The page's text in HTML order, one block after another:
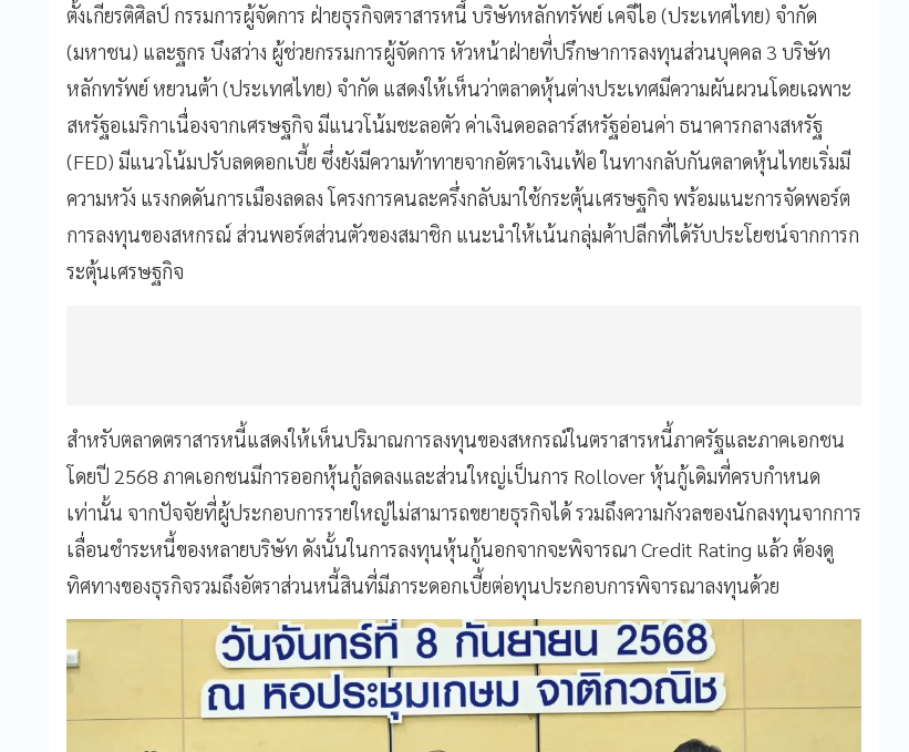
ตั้งเกียรติศิลป์ กรรมการผู้จัดการ ฝ่ายธุรกิจตราสารหนี้ บริษัทหลักทรัพย์ เคจีไอ (ประเทศไทย) จำกัด
(มหาชน) และฐกร บึงสว่าง ผู้ช่วยกรรมการผู้จัดการ หัวหน้าฝ่ายที่ปรึกษาการลงทุนส่วนบุคคล 3 บริษัท
หลักทรัพย์ หยวนต้า (ประเทศไทย) จำกัด แสดงให้เห็นว่าตลาดหุ้นต่างประเทศมีความผันผวนโดยเฉพาะ
สหรัฐอเมริกาเนื่องจากเศรษฐกิจ มีแนวโน้มชะลอตัว ค่าเงินดอลลาร์สหรัฐอ่อนค่า ธนาคารกลางสหรัฐ
(FED) มีแนวโน้มปรับลดดอกเบี้ย ซึ่งยังมีความท้าทายจากอัตราเงินเฟ้อ ในทางกลับกันตลาดหุ้นไทยเริ่มมี
ความหวัง แรงกดดันการเมืองลดลง โครงการคนละครึ่งกลับมาใช้กระตุ้นเศรษฐกิจ พร้อมแนะการจัดพอร์ต
การลงทุนของสหกรณ์ ส่วนพอร์ตส่วนตัวของสมาชิก แนะนำให้เน้นกลุ่มค้าปลีกที่ได้รับประโยชน์จากการก
ระตุ้นเศรษฐกิจ
สำหรับตลาดตราสารหนี้แสดงให้เห็นปริมาณการลงทุนของสหกรณ์ในตราสารหนี้ภาครัฐและภาคเอกชน
โดยปี 2568 ภาคเอกชนมีการออกหุ้นกู้ลดลงและส่วนใหญ่เป็นการ Rollover หุ้นกู้เดิมที่ครบกำหนด
เท่านั้น จากปัจจัยที่ผู้ประกอบการรายใหญ่ไม่สามารถขยายธุรกิจได้ รวมถึงความกังวลของนักลงทุนจากการ
เลื่อนชำระหนี้ของหลายบริษัท ดังนั้นในการลงทุนหุ้นกู้นอกจากจะพิจารณา Credit Rating แล้ว ต้องดู
ทิศทางของธุรกิจรวมถึงอัตราส่วนหนี้สินที่มีภาระดอกเบี้ยต่อทุนประกอบการพิจารณาลงทุนด้วย